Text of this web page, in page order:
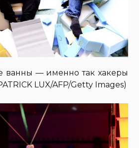
ванны — именно так хакеры
LUX/AFP/Getty Images)